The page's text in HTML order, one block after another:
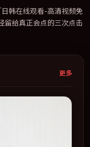
韩在线观看-高清视频免
留给真正会点的三次点击
更多